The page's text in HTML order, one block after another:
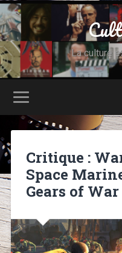
La culture
Critique :
Space
Gears of War